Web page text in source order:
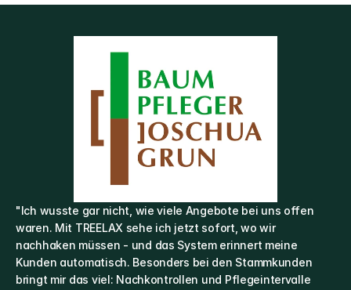
"Ich wusste gar nicht, wie viele Angebote bei uns offen
waren. Mit TREELAX sehe ich jetzt sofort, wo wir
nachhaken müssen - und das System erinnert meine
Kunden automatisch. Besonders bei den Stammkunden
bringt mir das viel: Nachkontrollen und Pflegeintervalle